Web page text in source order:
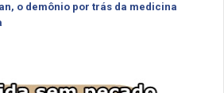
o demônio por trás da medicina